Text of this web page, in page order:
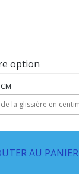
option
AU PANIER